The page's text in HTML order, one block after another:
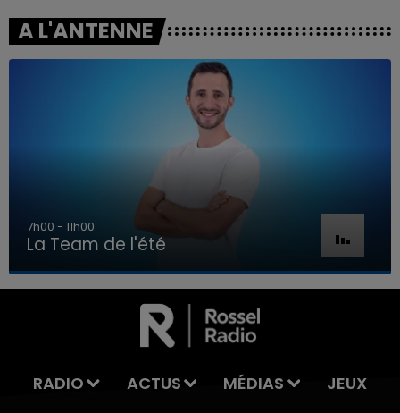
LA TEAM DE L'ÉTÉ
A L'ANTENNE
7h00 - 11h00
La Team de l'été
RADIO ACTUS MÉDIAS
JEUX